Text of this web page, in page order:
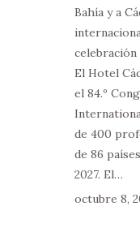
Bahía y a
celebración
El Hotel
el 84.º
de 400
de 86
2027. El…
octubre 8,